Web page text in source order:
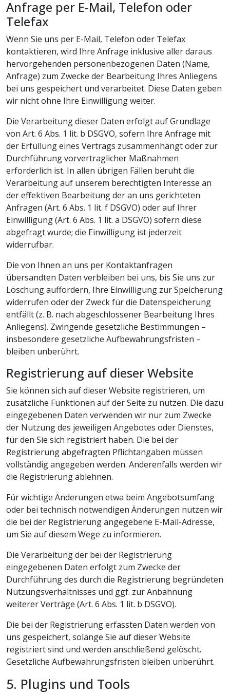
Anfrage per E-Mail, Telefon oder
Telefax
Wenn Sie uns per E-Mail, Telefon oder Telefax
kontaktieren, wird Ihre Anfrage inklusive aller daraus
hervorgehenden personenbezogenen Daten (Name,
Anfrage) zum Zwecke der Bearbeitung Ihres Anliegens
bei uns gespeichert und verarbeitet. Diese Daten geben
wir nicht ohne Ihre Einwilligung weiter.
Die Verarbeitung dieser Daten erfolgt auf Grundlage
von Art. 6 Abs. 1 lit. b DSGVO, sofern Ihre Anfrage mit
der Erfüllung eines Vertrags zusammenhängt oder zur
Durchführung vorvertraglicher Maßnahmen
erforderlich ist. In allen übrigen Fällen beruht die
Verarbeitung auf unserem berechtigten Interesse an
der effektiven Bearbeitung der an uns gerichteten
Anfragen (Art. 6 Abs. 1 lit. f DSGVO) oder auf Ihrer
Einwilligung (Art. 6 Abs. 1 lit. a DSGVO) sofern diese
abgefragt wurde; die Einwilligung ist jederzeit
widerrufbar.
Die von Ihnen an uns per Kontaktanfragen
übersandten Daten verbleiben bei uns, bis Sie uns zur
Löschung auffordern, Ihre Einwilligung zur Speicherung
widerrufen oder der Zweck für die Datenspeicherung
entfällt (z. B. nach abgeschlossener Bearbeitung Ihres
Anliegens). Zwingende gesetzliche Bestimmungen –
insbesondere gesetzliche Aufbewahrungsfristen –
bleiben unberührt.
Registrierung auf dieser Website
Sie können sich auf dieser Website registrieren, um
zusätzliche Funktionen auf der Seite zu nutzen. Die dazu
eingegebenen Daten verwenden wir nur zum Zwecke
der Nutzung des jeweiligen Angebotes oder Dienstes,
für den Sie sich registriert haben. Die bei der
Registrierung abgefragten Pflichtangaben müssen
vollständig angegeben werden. Anderenfalls werden wir
die Registrierung ablehnen.
Für wichtige Änderungen etwa beim Angebotsumfang
oder bei technisch notwendigen Änderungen nutzen wir
die bei der Registrierung angegebene E-Mail-Adresse,
um Sie auf diesem Wege zu informieren.
Die Verarbeitung der bei der Registrierung
eingegebenen Daten erfolgt zum Zwecke der
Durchführung des durch die Registrierung begründeten
Nutzungsverhältnisses und ggf. zur Anbahnung
weiterer Verträge (Art. 6 Abs. 1 lit. b DSGVO).
Die bei der Registrierung erfassten Daten werden von
uns gespeichert, solange Sie auf dieser Website
registriert sind und werden anschließend gelöscht.
Gesetzliche Aufbewahrungsfristen bleiben unberührt.
5. Plugins und Tools